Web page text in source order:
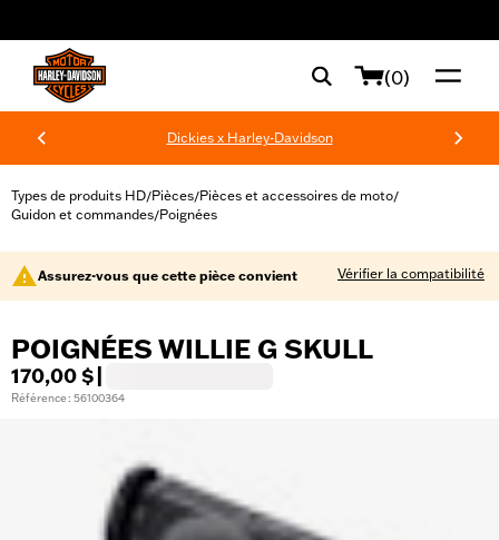
(0)
Dickies x Harley-Davidson
Types de produits HD/Pièces/Pièces et accessoires de moto/
Guidon et commandes/Poignées
Assurez-vous que cette pièce convient Vérifier la compatibilité
POIGNÉES WILLIE G SKULL
170,00 $
Référence : 56100364